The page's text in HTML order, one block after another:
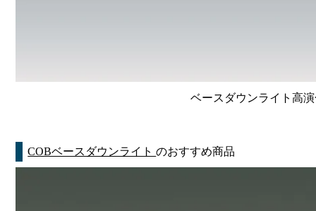
ベースダウンライト高
COBベースダウンライトのおすすめ商品